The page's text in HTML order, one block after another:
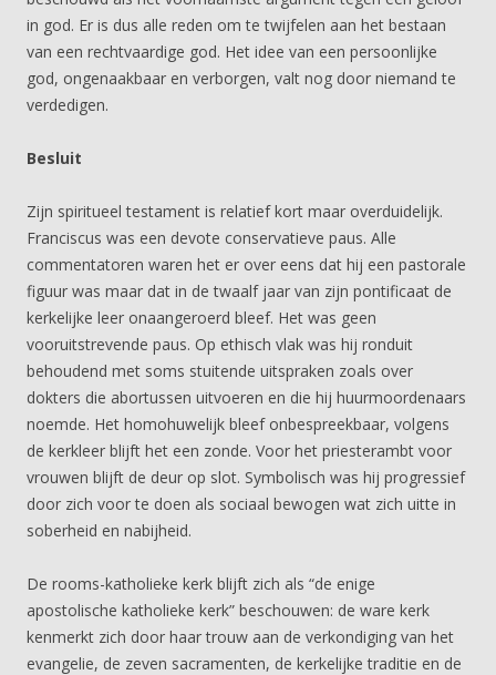
in god. Er is dus alle reden om te twijfelen aan het bestaan
van een rechtvaardige god. Het idee van een persoonlijke
god, ongenaakbaar en verborgen, valt nog door niemand te
verdedigen.
Besluit
Zijn spiritueel testament is relatief kort maar overduidelijk.
Franciscus was een devote conservatieve paus. Alle
commentatoren waren het er over eens dat hij een pastorale
figuur was maar dat in de twaalf jaar van zijn pontificaat de
kerkelijke leer onaangeroerd bleef. Het was geen
vooruitstrevende paus. Op ethisch vlak was hij ronduit
behoudend met soms stuitende uitspraken zoals over
dokters die abortussen uitvoeren en die hij huurmoordenaars
noemde. Het homohuwelijk bleef onbespreekbaar, volgens
de kerkleer blijft het een zonde. Voor het priesterambt voor
vrouwen blijft de deur op slot. Symbolisch was hij progressief
door zich voor te doen als sociaal bewogen wat zich uitte in
soberheid en nabijheid.
De rooms-katholieke kerk blijft zich als “de enige
apostolische katholieke kerk” beschouwen: de ware kerk
kenmerkt zich door haar trouw aan de verkondiging van het
evangelie, de zeven sacramenten, de kerkelijke traditie en de